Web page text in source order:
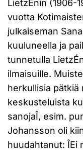
LietzÉnin (1906-
vuotta
julkaiseman
kuuluneella ja
tunnetulla
ilmaisuille.
herkullisia pätkiä
keskusteluista
sanojaÎ, esim.
Johansson oli
huudahtanut: ÎEi